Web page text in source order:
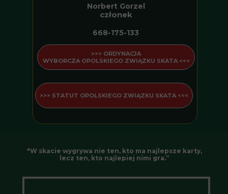
Norbert Gorzel
członek
668-175-133
>>> ORDYNACJA
WYBORCZA OPOLSKIEGO ZWIĄZKU SKATA <<<
>>> STATUT OPOLSKIEGO ZWIĄZKU SKATA <<<
"W skacie wygrywa nie ten, kto ma najlepsze karty,
lecz ten, kto najlepiej nimi gra.”